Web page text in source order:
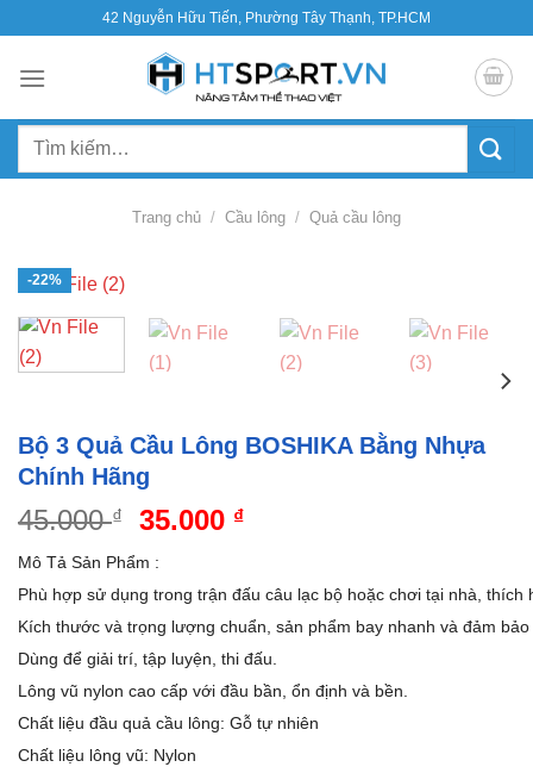
nội
42 Nguyễn Hữu Tiến, Phường Tây Thạnh, TP.HCM
Tìm
Trang chủ / Cầu lông / Quả cầu lông
-22%
Bộ 3 Quả Cầu Lông BOSHIKA Bằng Nhựa
Chính Hãng
45.000₫
Giá
là:
45.000 ₫.
35.000 ₫Giá
là:
35.000 ₫.
Mô Tả Sản Phẩm :
Phù hợp sử dụng trong trận đấu câu lạc bộ hoặc chơi tại nhà,
Kích thước và trọng lượng chuẩn, sản phẩm bay nhanh và đảm
Dùng để giải trí, tập luyện, thi đấu.
Lông vũ nylon cao cấp với đầu bần, ổn định và bền.
Chất liệu đầu quả cầu lông: Gỗ tự nhiên
Chất liệu lông vũ: Nylon